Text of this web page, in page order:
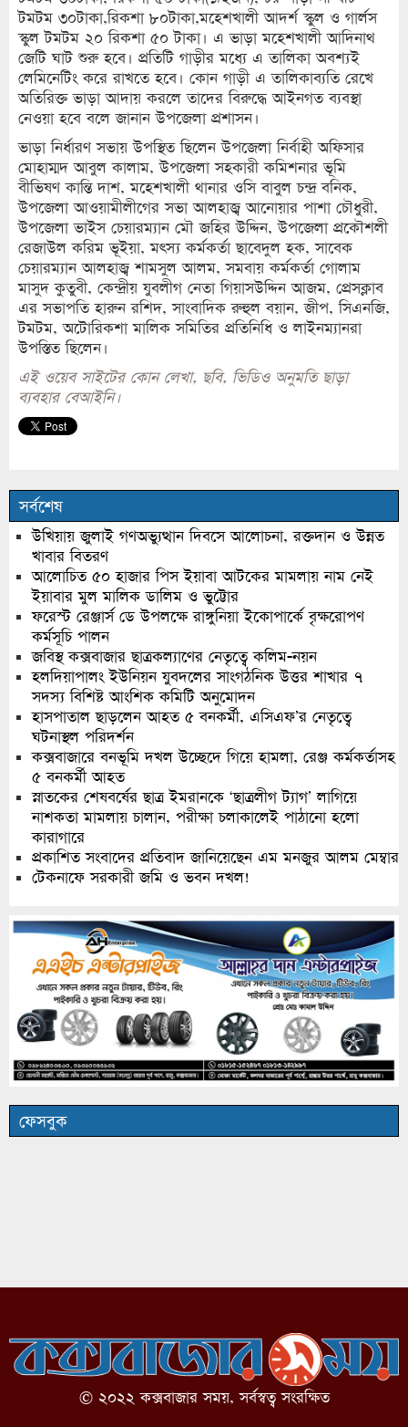
টমটম ৩০টাকা,রিকশা ৮০টাকা,মহেশখালী আদর্শ স্কুল ও গার্লস
স্কুল টমটম ২০ রিকশা ৫০ টাকা। এ ভাড়া মহেশখালী আদিনাথ
জেটি ঘাট শুরু হবে। প্রতিটি গাড়ীর মধ্যে এ তালিকা অবশ্যই
লেমিনেটিং করে রাখতে হবে। কোন গাড়ী এ তালিকাব্যতি রেখে
অতিরিক্ত ভাড়া আদায় করলে তাদের বিরুদ্ধে আইনগত ব্যবস্থা
নেওয়া হবে বলে জানান উপজেলা প্রশাসন।
ভাড়া নির্ধারণ সভায় উপস্থিত ছিলেন উপজেলা নির্বাহী অফিসার
মোহাম্মদ আবুল কালাম, উপজেলা সহকারী কমিশনার ভূমি
বীভিষণ কান্তি দাশ, মহেশখালী থানার ওসি বাবুল চন্দ্র বনিক,
উপজেলা আওয়ামীলীগের সভা আলহাজ্ব আনোয়ার পাশা চৌধুরী,
উপজেলা ভাইস চেয়ারম্যান মৌ জহির উদ্দিন, উপজেলা প্রকৌশলী
রেজাউল করিম ভূইয়া, মৎস্য কর্মকর্তা ছাবেদুল হক, সাবেক
চেয়ারম্যান আলহাজ্ব শামসুল আলম, সমবায় কর্মকর্তা গোলাম
মাসুদ কুতুবী, কেন্দ্রীয় যুবলীগ নেতা গিয়াসউদ্দিন আজম, প্রেসক্লাব
এর সভাপতি হারুন রশিদ, সাংবাদিক রুহুল বয়ান, জীপ, সিএনজি,
টমটম, অটোরিকশা মালিক সমিতির প্রতিনিধি ও লাইনম্যানরা
উপস্তিত ছিলেন।
এই ওয়েব সাইটের কোন লেখা, ছবি, ভিডিও অনুমতি ছাড়া
ব্যবহার বেআইনি।
সর্বশেষ
উখিয়ায় জুলাই গণঅভ্যুত্থান দিবসে আলোচনা, রক্তদান ও উন্নত
খাবার বিতরণ
আলোচিত ৫০ হাজার পিস ইয়াবা আটকের মামলায় নাম নেই
ইয়াবার মুল মালিক ডালিম ও ভুট্টোর
ফরেস্ট রেঞ্জার্স ডে উপলক্ষে রাঙ্গুনিয়া ইকোপার্কে বৃক্ষরোপণ
কর্মসূচি পালন
জবিস্থ কক্সবাজার ছাত্রকল্যাণের নেতৃত্বে কলিম-নয়ন
হলদিয়াপালং ইউনিয়ন যুবদলের সাংগঠনিক উত্তর শাখার ৭
সদস্য বিশিষ্ট আংশিক কমিটি অনুমোদন
হাসপাতাল ছাড়লেন আহত ৫ বনকর্মী, এসিএফ’র নেতৃত্বে
ঘটনাস্থল পরিদর্শন
কক্সবাজারে বনভূমি দখল উচ্ছেদে গিয়ে হামলা, রেঞ্জ কর্মকর্তাসহ
৫ বনকর্মী আহত
স্নাতকের শেষবর্ষের ছাত্র ইমরানকে ‘ছাত্রলীগ ট্যাগ’ লাগিয়ে
নাশকতা মামলায় চালান, পরীক্ষা চলাকালেই পাঠানো হলো
কারাগারে
প্রকাশিত সংবাদের প্রতিবাদ জানিয়েছেন এম মনজুর আলম মেম্বার
টেকনাফে সরকারী জমি ও ভবন দখল!
ফেসবুক
© ২০২২ কক্সবাজার সময়, সর্বস্বত্ব সংরক্ষিত